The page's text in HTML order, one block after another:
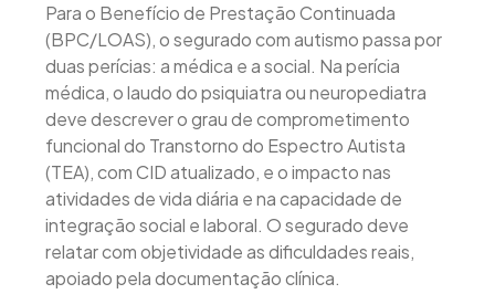
Para o Benefício de Prestação Continuada
(BPC/LOAS), o segurado com autismo passa por
duas perícias: a médica e a social. Na perícia
médica, o laudo do psiquiatra ou neuropediatra
deve descrever o grau de comprometimento
funcional do Transtorno do Espectro Autista
(TEA), com CID atualizado, e o impacto nas
atividades de vida diária e na capacidade de
integração social e laboral. O segurado deve
relatar com objetividade as dificuldades reais,
apoiado pela documentação clínica.